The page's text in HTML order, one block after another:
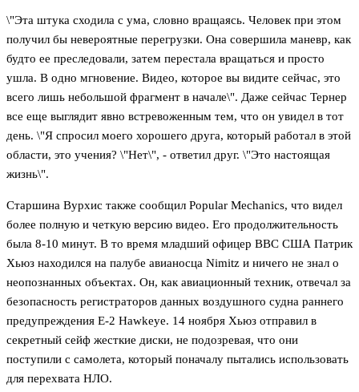
\"Эта штука сходила с ума, словно вращаясь. Человек при этом
получил бы невероятные перегрузки. Она совершила маневр, как
будто ее преследовали, затем перестала вращаться и просто
ушла. В одно мгновение. Видео, которое вы видите сейчас, это
всего лишь небольшой фрагмент в начале\". Даже сейчас Тернер
все еще выглядит явно встревоженным тем, что он увидел в тот
день. \"Я спросил моего хорошего друга, который работал в этой
области, это учения? \"Нет\", - ответил друг. \"Это настоящая
жизнь\".
Старшина Вурхис также сообщил Popular Mechanics, что видел
более полную и четкую версию видео. Его продолжительность
была 8-10 минут. В то время младший офицер ВВС США Патрик
Хьюз находился на палубе авианосца Nimitz и ничего не знал о
неопознанных объектах. Он, как авиационный техник, отвечал за
безопасность регистраторов данных воздушного судна раннего
предупреждения E-2 Hawkeye. 14 ноября Хьюз отправил в
секретный сейф жесткие диски, не подозревая, что они
поступили с самолета, который поначалу пытались использовать
для перехвата НЛО.